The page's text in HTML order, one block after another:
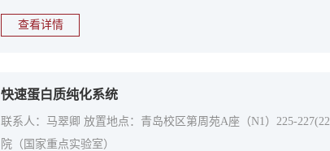
查看详情
快速蛋白质纯化系统
联系人：马翠卿 放置地点：青岛校区第周苑A座（N1）225-
院（国家重点实验室）